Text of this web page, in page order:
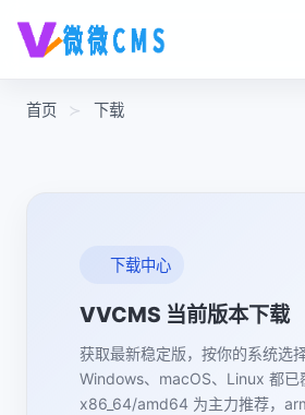
首页 下载
下载中心
VVCMS 当前版本下载
获取最新稳定版，按你的系统选
Windows、macOS、Linux 都已
x86_64/amd64 为主力推荐，